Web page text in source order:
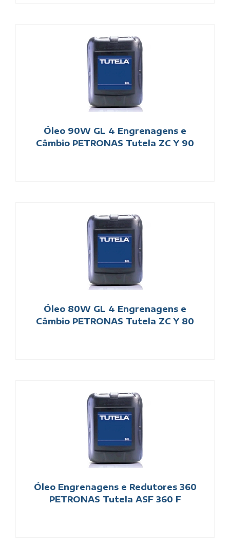
Óleo 90W GL 4 Engrenagens e
Câmbio PETRONAS Tutela ZC Y 90
Óleo 80W GL 4 Engrenagens e
Câmbio PETRONAS Tutela ZC Y 80
Óleo Engrenagens e Redutores 360
PETRONAS Tutela ASF 360 F